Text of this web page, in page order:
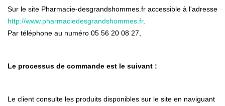
Sur le site Pharmacie-desgrandshommes.fr accessible à l'adresse
http://www.pharmaciedesgrandshommes.fr,
Par téléphone au numéro 05 56 20 08 27,
Le processus de commande est le suivant :
Le client consulte les produits disponibles sur le site en naviguant